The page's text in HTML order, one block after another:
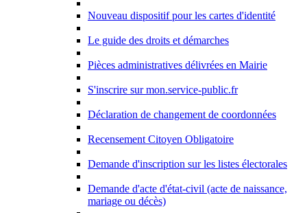
Nouveau dispositif pour les cartes d'identité
Le guide des droits et démarches
Pièces administratives délivrées en Mairie
S'inscrire sur mon.service-public.fr
Déclaration de changement de coordonnées
Recensement Citoyen Obligatoire
Demande d'inscription sur les listes électorales
Demande d'acte d'état-civil (acte de naissance,
mariage ou décès)